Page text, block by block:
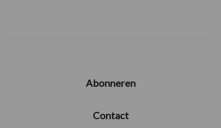
Abonneren
Contact